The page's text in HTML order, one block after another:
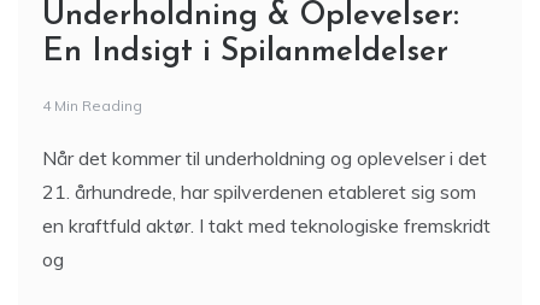
Underholdning & Oplevelser:
En Indsigt i Spilanmeldelser
4 Min Reading
Når det kommer til underholdning og oplevelser i det
21. århundrede, har spilverdenen etableret sig som
en kraftfuld aktør. I takt med teknologiske fremskridt
og